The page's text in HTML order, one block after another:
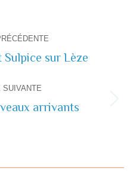
Sulpice sur Lèze
SUIVANTE
arrivants